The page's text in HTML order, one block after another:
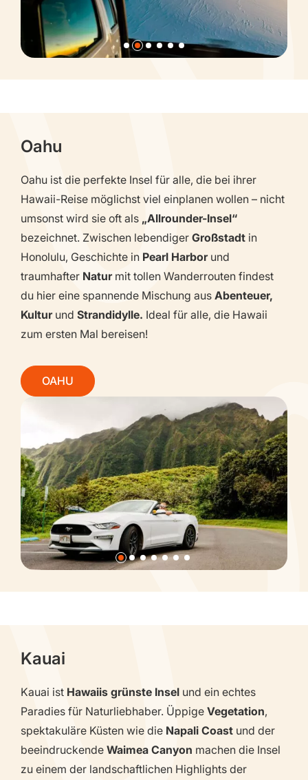
Oahu
Oahu ist die perfekte Insel für alle, die bei ihrer
Hawaii-Reise möglichst viel einplanen wollen – nicht
umsonst wird sie oft als „Allrounder-Insel“
bezeichnet. Zwischen lebendiger Großstadt in
Honolulu, Geschichte in Pearl Harborund
traumhafter Naturmit tollen Wanderrouten findest
du hier eine spannende Mischung aus Abenteuer,
Kultur und Strandidylle. Ideal für alle, die Hawaii
zum ersten Mal bereisen!
OAHU
Kauai
Kauai ist Hawaiis grünste Insel und ein echtes
Paradies für Naturliebhaber. Üppige Vegetation,
spektakuläre Küsten wie die Napali Coast und der
beeindruckende Waimea Canyon machen die Insel
zu einem der landschaftlichen Highlights der